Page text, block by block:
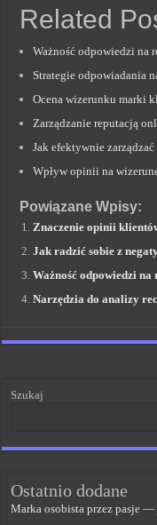
Related
Ważność odpowiedzi na
Strategie odpowiadania
Ocena wizerunku marki
Zarządzanie reputacją
Jak efektywnie
Wpływ opinii na
Powiązane Wpisy:
Znaczenie opinii
Jak radzić sobie z
Ważność odpowiedzi
Narzędzia do analizy
Szukaj
Ostatnio dodane
Marka osobista przez pasje